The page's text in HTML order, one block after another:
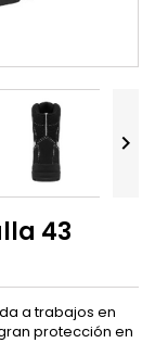

43
a trabajos en
protección en